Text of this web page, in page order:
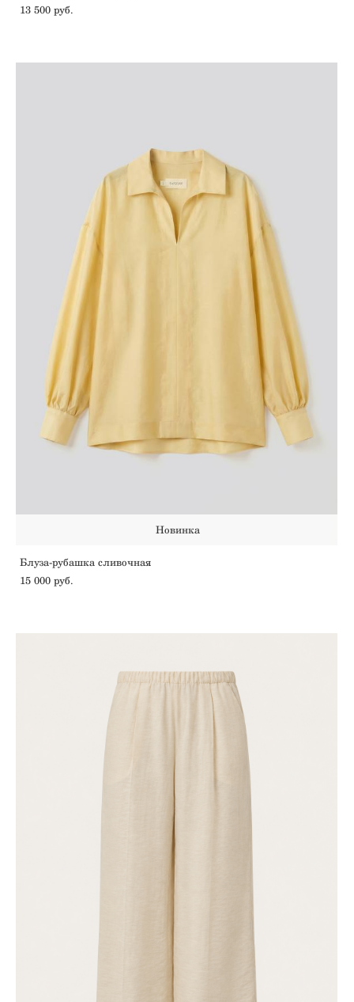
13 500 pуб.
Новинка
Блуза-рубашка сливочная
15 000 pуб.